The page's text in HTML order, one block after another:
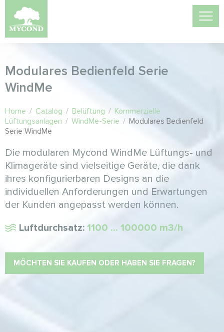
Modulares Bedienfeld Serie
WindMe
Home / Catalog / Belüftung / Kommerzielle
Lüftungsanlagen / WindMe-Serie / Modulares Bedienfeld
Serie WindMe
Die modularen Mycond WindMe Lüftungs- und
Klimageräte sind vielseitige Geräte, die dank
ihres konfigurierbaren Designs an die
individuellen Anforderungen und Erwartungen
der Kunden angepasst werden können.
Luftdurchsatz: 1100 ... 100000 m3/h
MÖCHTEN SIE KAUFEN ODER HABEN SIE FRAGEN?